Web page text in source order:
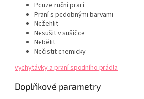
Pouze ruční praní
Praní s podobnými barvami
Nežehlit
Nesušit v sušičce
Nebělit
Nečistit chemicky
vychytávky a praní spodního prádla
Doplňkové parametry